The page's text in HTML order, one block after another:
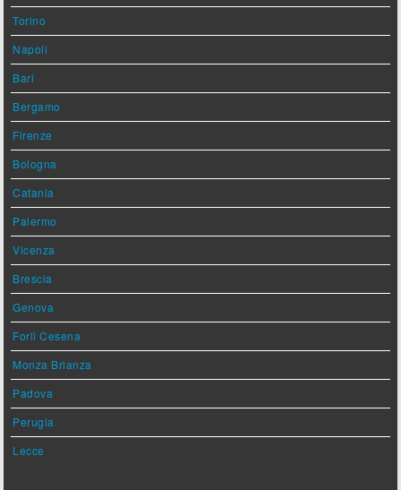
Torino
Napoli
Bari
Bergamo
Firenze
Bologna
Catania
Palermo
Vicenza
Brescia
Genova
Forlì Cesena
Monza Brianza
Padova
Perugia
Lecce